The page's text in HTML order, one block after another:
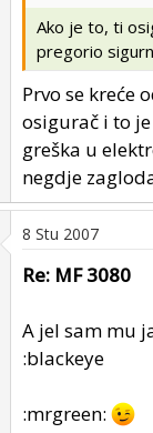
Ako je to, ti
pregorio
Prvo se kreće
osigurač i to
greška u
negdje
8 Stu 2007
Re: MF 3080
A jel sam mu
:blackeye
:mrgreen: